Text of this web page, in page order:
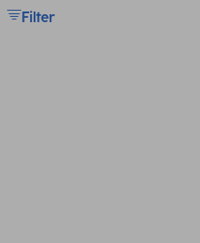
Filter